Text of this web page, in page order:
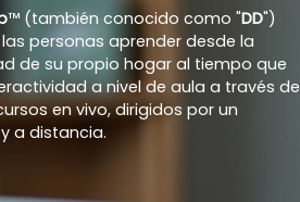
™ (también conocido como "DD")
personas aprender desde la
de su propio hogar al tiempo que
a nivel de aula a través de
en vivo, dirigidos por un
a distancia.